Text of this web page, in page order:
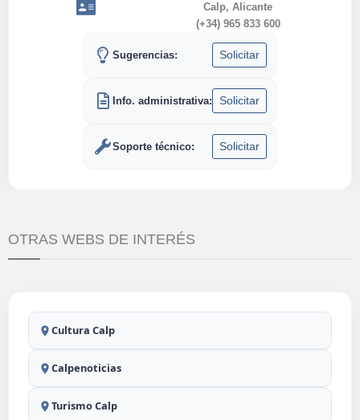
Calp, Alicante
(+34) 965 833 600
Sugerencias: Solicitar
Info. administrativa: Solicitar
Soporte técnico: Solicitar
OTRAS WEBS DE INTERÉS
Cultura Calp
Calpenoticias
Turismo Calp